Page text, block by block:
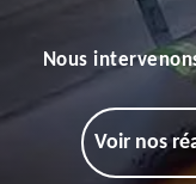
Nous
Voir nos